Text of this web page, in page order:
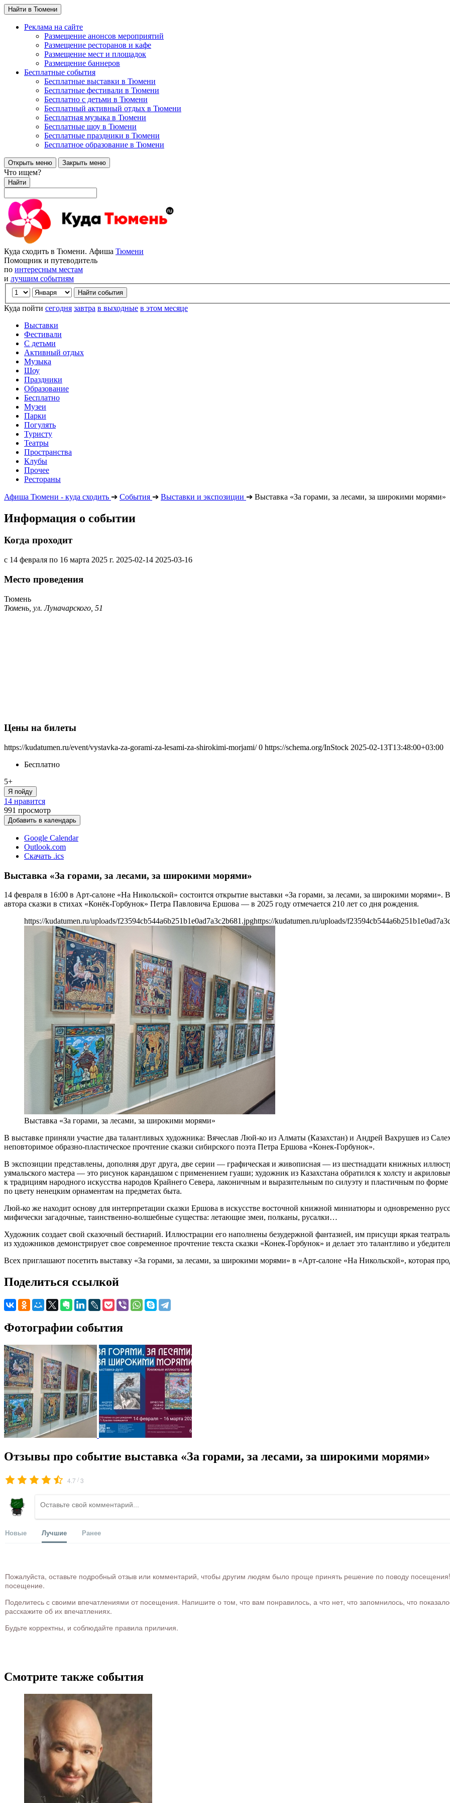
Найти в Тюмени
Реклама на сайте
Размещение анонсов мероприятий
Размещение ресторанов и кафе
Размещение мест и площадок
Размещение баннеров
Бесплатные события
Бесплатные выставки в Тюмени
Бесплатные фестивали в Тюмени
Бесплатно с детьми в Тюмени
Бесплатный активный отдых в Тюмени
Бесплатная музыка в Тюмени
Бесплатные шоу в Тюмени
Бесплатные праздники в Тюмени
Бесплатное образование в Тюмени
Открыть меню Закрыть меню
Что ищем?
Найти
Куда сходить в Тюмени. Афиша Тюмени
Помощник и путеводитель
по интересным местам
и лучшим событиям
Куда пойти сегодня завтра в выходные в этом месяце
Выставки
Фестивали
С детьми
Активный отдых
Музыка
Шоу
Праздники
Образование
Бесплатно
Музеи
Парки
Погулять
Туристу
Театры
Пространства
Клубы
Прочее
Рестораны
Афиша Тюмени - куда сходить ➔ События ➔ Выставки и экспозиции ➔ Выставка «За горами, за лесами, за широкими морями»
Информация о событии
Когда проходит
с 14 февраля по 16 марта 2025 г. 2025-02-14 2025-03-16
Место проведения
Тюмень
Тюмень, ул. Луначарского, 51
Цены на билеты
https://kudatumen.ru/event/vystavka-za-gorami-za-lesami-za-shirokimi-morjami/ 0 https://schema.org/InStock 2025-02-13T13:48:00+03:00
Бесплатно
5+
Я пойду
14 нравится
991 просмотр
Добавить в календарь
Google Calendar
Outlook.com
Скачать .ics
Выставка «За горами, за лесами, за широкими морями»
14 февраля в 16:00 в Арт-салоне «На Никольской» состоится открытие выставки «За горами, за лесами, за широкими морями».
автора сказки в стихах «Конёк-Горбунок» Петра Павловича Ершова — в 2025 году отмечается 210 лет со дня рождения.
https://kudatumen.ru/uploads/f23594cb544a6b251b1e0ad7a3c2b681.jpghttps://kudatumen.ru/uploads/
Выставка «За горами, за лесами, за широкими морями»
В выставке приняли участие два талантливых художника: Вячеслав Люй-ко из Алматы (Казахстан) и Андрей Вахрушев из
неповторимое образно-пластическое прочтение сказки сибирского поэта Петра Ершова «Конек-Горбунок».
В экспозиции представлены, дополняя друг друга, две серии — графическая и живописная — из шестнадцати книжных
уямальского мастера — это рисунок карандашом с применением гуаши; художник из Казахстана обратился к холсту и
к традициям народного искусства народов Крайнего Севера, лаконичным и выразительным по силуэту и пластичным по
по цвету ненецким орнаментам на предметах быта.
Люй-ко же находит основу для интерпретации сказки Ершова в искусстве восточной книжной миниатюры и одновременно
мифически загадочные, таинственно-волшебные существа: летающие змеи, полканы, русалки…
Художник создает свой сказочный бестиарий. Иллюстрации его наполнены безудержной фантазией, им присущи яркая
из художников демонстрирует свое современное прочтение текста сказки «Конек-Горбунок» и делает это талантливо и
Всех приглашают посетить выставку «За горами, за лесами, за широкими морями» в «Арт-салоне «На Никольской», которая
Поделиться ссылкой
Фотографии события
Отзывы про событие выставка «За горами, за лесами, за широкими морями»
4.7 /3
Новые Лучшие Ранее
Пожалуйста, оставьте подробный отзыв или комментарий, чтобы другим людям было проще принять решение по поводу посещения!
посещение.
Поделитесь с своими впечатлениями от посещения. Напишите о том, что вам понравилось, а что нет, что запомнилось, что
расскажите об их впечатлениях.
Будьте корректны, и соблюдайте правила приличия.
Смотрите также события